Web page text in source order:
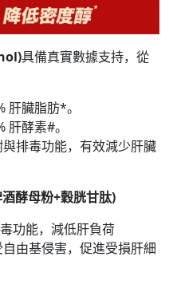
具備真實數據支持，從
肝臟脂肪*。
肝酵素#。
排毒功能，有效減少肝臟
酵母粉+穀胱甘肽)
功能，減低肝負荷
由基侵害，促進受損肝細